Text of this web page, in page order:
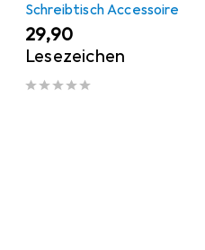
Schreibtisch Accessoire
EUR
29,90
Lesezeichen